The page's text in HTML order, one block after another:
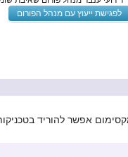
לפגישת ייעוץ עם מנהל הפורום
אפשר להוריד